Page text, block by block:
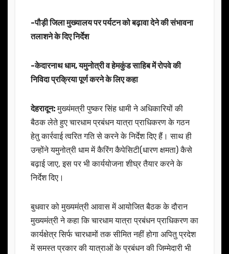
-पौड़ी जिला मुख्यालय पर पर्यटन को बढ़ावा देने की संभावना
तलाशने के दिए निर्देश
-केदारनाथ धाम, यमुनोत्री व हेमकुंड साहिब में रोपवे की
निविदा प्रक्रिया पूर्ण करने के लिए कहा
देहरादून:मुख्यंमत्री पुष्कर सिंह धामी ने अधिकारियों की
बैठक लेते हुए चारधाम प्रबंधन यात्रा प्राधिकरण के गठन
हेतु कार्रवाई त्वरित गति से करने के निर्देश दिए हैं। साथ ही
उन्होंने यमुनोत्री धाम में कैरिंग कैपेसिटी(धारण क्षमता) कैसे
बढ़ाई जाए, इस पर भी कार्ययोजना शीघ्र तैयार करने के
निर्देश दिए।
बुधवार को मुख्यमंत्री आवास में आयोजित बैठक के दौरान
मुख्यमंत्री ने कहा कि चारधाम यात्रा प्रबंधन प्राधिकरण का
कार्यक्षेत्र सिर्फ चारधामों तक सीमित नहीं होगा अपितु प्रदेश
में समस्त प्रकार की यात्राओं के प्रबंधन की जिम्मेदारी भी